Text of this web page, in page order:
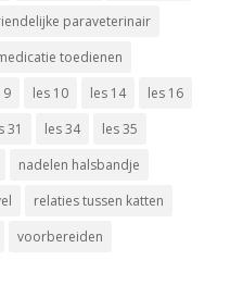
paraveterinair
toedienen
9 les 10 les 14
les 16
31 les 34
les 35
nadelen halsbandje
relaties tussen katten
voorbereiden